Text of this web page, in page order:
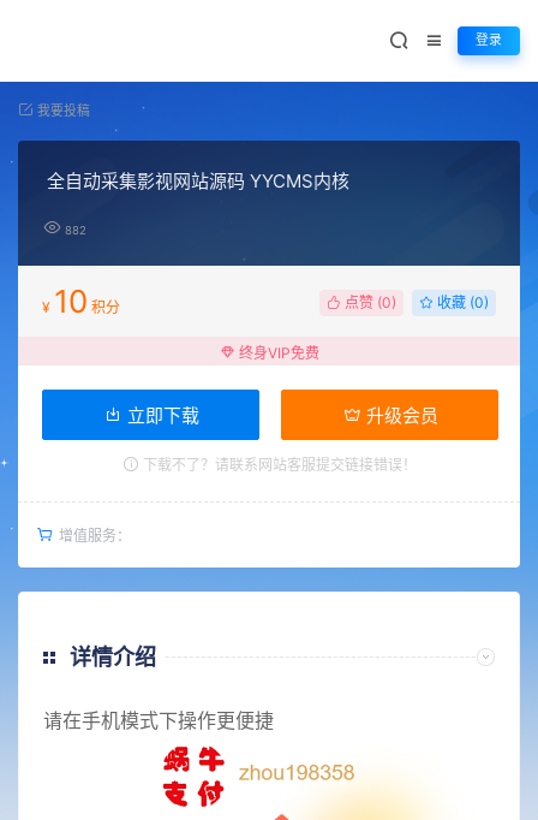
登录
我要投稿
全自动采集影视网站源码 YYCMS内核
882
¥ 10 积分 点赞 (0) 收藏 (0)
终身VIP免费
立即下载 升级会员
下载不了？请联系网站客服提交链接错误！
增值服务：
详情介绍
请在手机模式下操作更便捷